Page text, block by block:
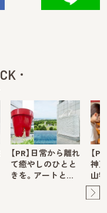
【PR】日常から離れ
て癒やしのひとと
きを。アートと…
【
神
山